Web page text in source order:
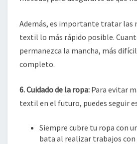
Además, es importante tratar las
textil lo más rápido posible.
permanezca la mancha, más
completo.
6. Cuidado de la ropa: Para evitar
textil en el futuro, puedes seguir
Siempre cubre tu ropa con
bata al realizar trabajos